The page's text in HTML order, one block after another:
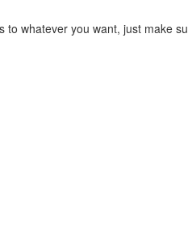
to whatever you want, just make